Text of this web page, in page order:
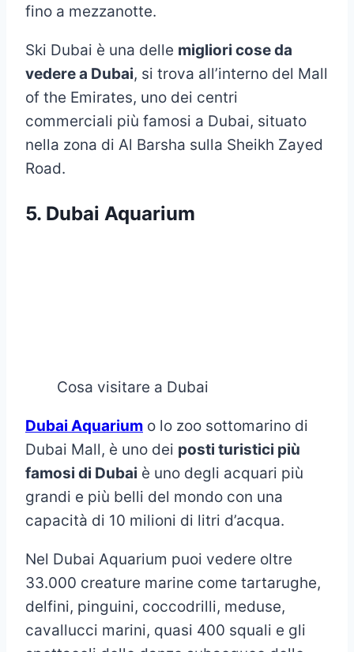
fino a mezzanotte.
Ski Dubai è una delle migliori cose da
vedere a Dubai, si trova all’interno del Mall
of the Emirates, uno dei centri
commerciali più famosi a Dubai, situato
nella zona di Al Barsha sulla Sheikh Zayed
Road.
5. Dubai Aquarium
Cosa visitare a Dubai
Dubai Aquarium o lo zoo sottomarino di
Dubai Mall, è uno dei posti turistici più
famosi di Dubai è uno degli acquari più
grandi e più belli del mondo con una
capacità di 10 milioni di litri d’acqua.
Nel Dubai Aquarium puoi vedere oltre
33.000 creature marine come tartarughe,
delfini, pinguini, coccodrilli, meduse,
cavallucci marini, quasi 400 squali e gli